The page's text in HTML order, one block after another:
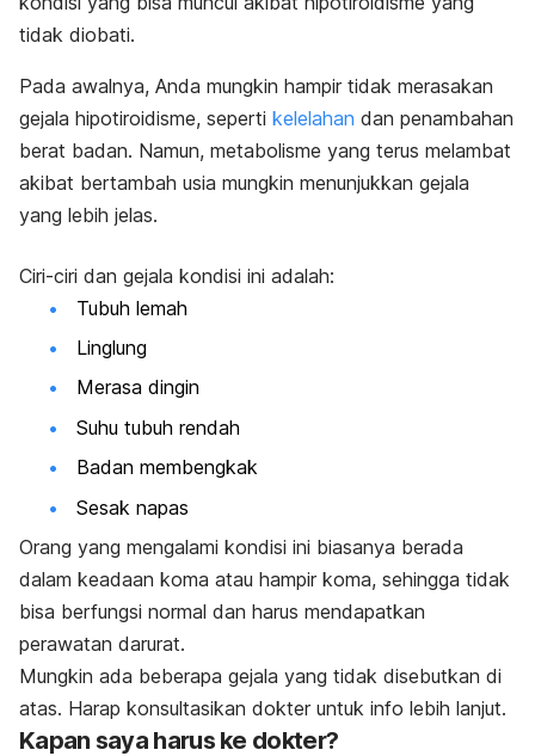
tidak diobati.
Pada awalnya, Anda mungkin hampir tidak merasakan
gejala hipotiroidisme, seperti kelelahan dan penambahan
berat badan. Namun, metabolisme yang terus melambat
akibat bertambah usia mungkin menunjukkan gejala
yang lebih jelas.
Ciri-ciri dan gejala kondisi ini adalah:
Tubuh lemah
Linglung
Merasa dingin
Suhu tubuh rendah
Badan membengkak
Sesak napas
Orang yang mengalami kondisi ini biasanya berada
dalam keadaan koma atau hampir koma, sehingga tidak
bisa berfungsi normal dan harus mendapatkan
perawatan darurat.
Mungkin ada beberapa gejala yang tidak disebutkan di
atas. Harap konsultasikan dokter untuk info lebih lanjut.
Kapan saya harus ke dokter?